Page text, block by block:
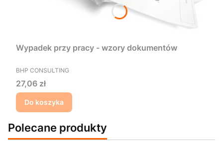
Wypadek przy pracy - wzory dokumentów
PRODUCENT
BHP CONSULTING
Cena
27,06 zł
Do koszyka
Polecane produkty